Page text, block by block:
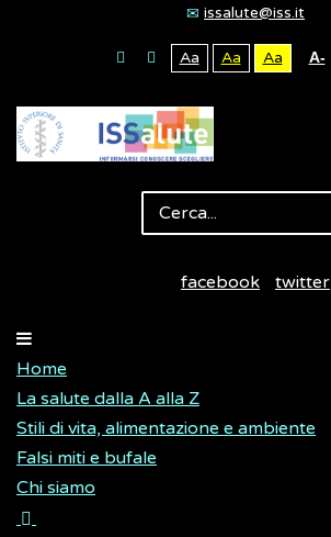
issalute@iss.it
Aa Aa Aa A-
facebook twitter
Home
La salute dalla A alla Z
Stili di vita, alimentazione e ambiente
Falsi miti e bufale
Chi siamo